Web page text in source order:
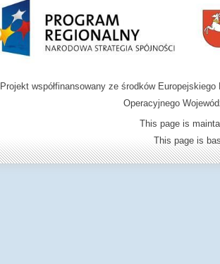
Projekt współfinansowany ze środków
Operacyjnego
This page is
This page is